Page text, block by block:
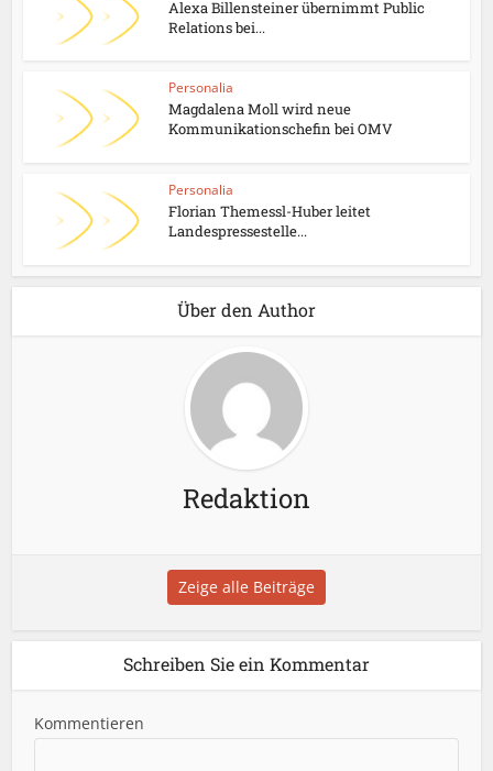
Alexa Billensteiner übernimmt Public
Relations bei...
Personalia
Magdalena Moll wird neue
Kommunikationschefin bei OMV
Personalia
Florian Themessl-Huber leitet
Landespressestelle...
Über den Author
Redaktion
Zeige alle Beiträge
Schreiben Sie ein Kommentar
Kommentieren